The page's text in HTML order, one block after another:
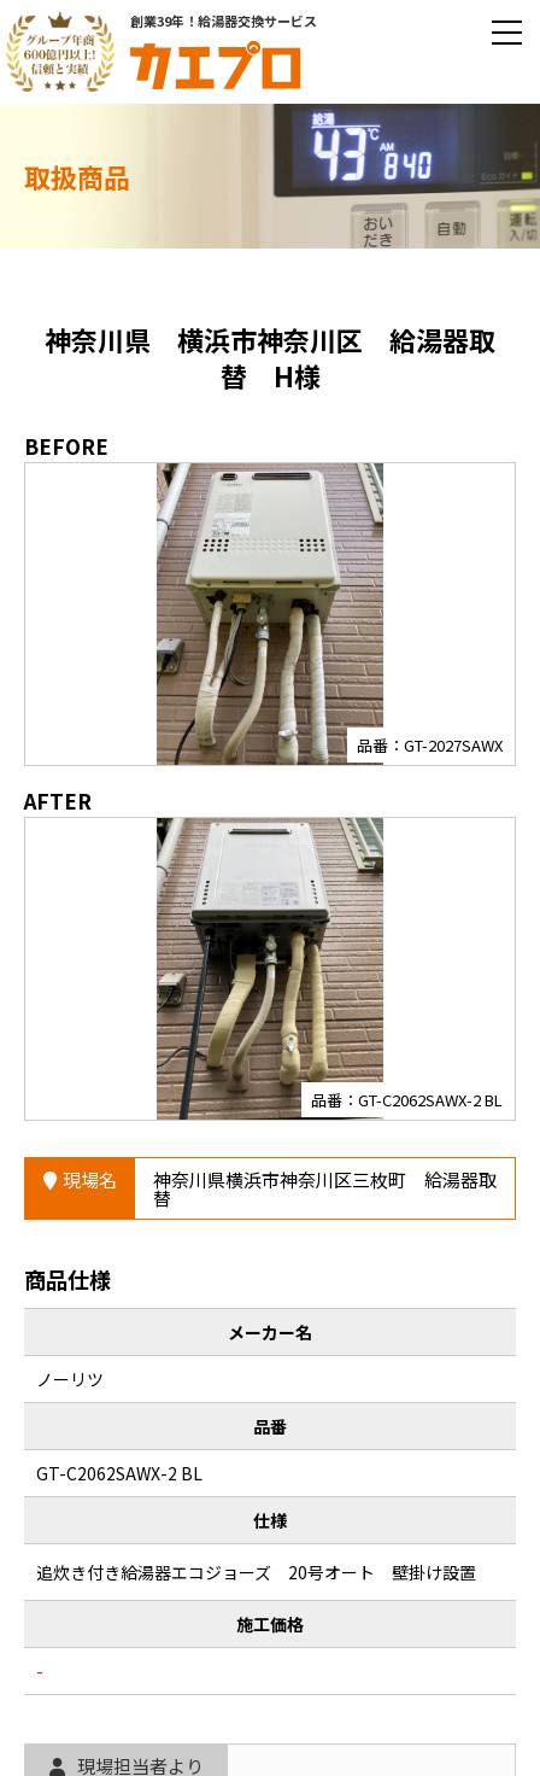
創業39年！給湯器交換サービス
取扱商品
神奈川県 横浜市神奈川区 給湯器取
替 H様
BEFORE
品番：GT-2027SAWX
AFTER
品番：GT-C2062SAWX-2 BL
現場名 神奈川県横浜市神奈川区三枚町 給湯器取
替
商品仕様
メーカー名
ノーリツ
品番
GT-C2062SAWX-2 BL
仕様
追炊き付き給湯器エコジョーズ 20号オート 壁掛け設置
施工価格
-
現場担当者より